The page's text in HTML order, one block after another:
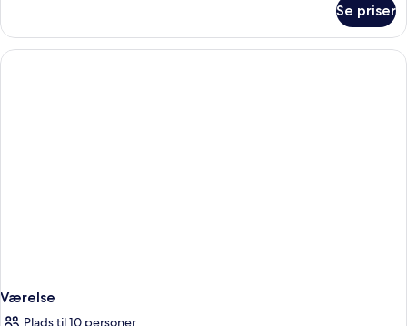
med
enkeltsenge
Se priser
Værelse
Plads til 10 personer